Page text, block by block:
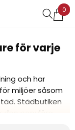
0
Favoriter (0)
för varje
och har
miljöer såsom
Städbutiken
populära